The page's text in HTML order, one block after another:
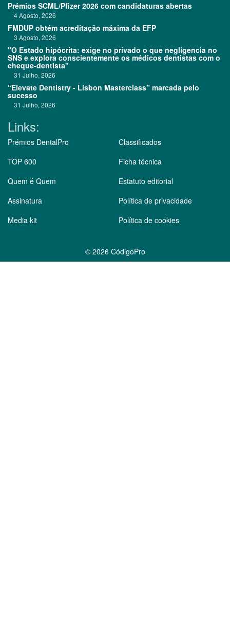
Prémios SCML/Pfizer 2026 com candidaturas abertas
4 Agosto, 2026
FMDUP obtém acreditação máxima da EFP
3 Agosto, 2026
"O Estado hipócrita: exige no privado o que negligencia no
SNS e explora conscientemente os médicos dentistas com o
cheque-dentista"
31 Julho, 2026
“Elevate Dentistry - Lisbon Masterclass” marcada pelo
sucesso
31 Julho, 2026
Links:
Prémios DentalPro
TOP 600
Quem é Quem
Assinatura
Media kit
Classificados
Ficha técnica
Estatuto editorial
Política de privacidade
Política de cookies
© 2026 CódigoPro